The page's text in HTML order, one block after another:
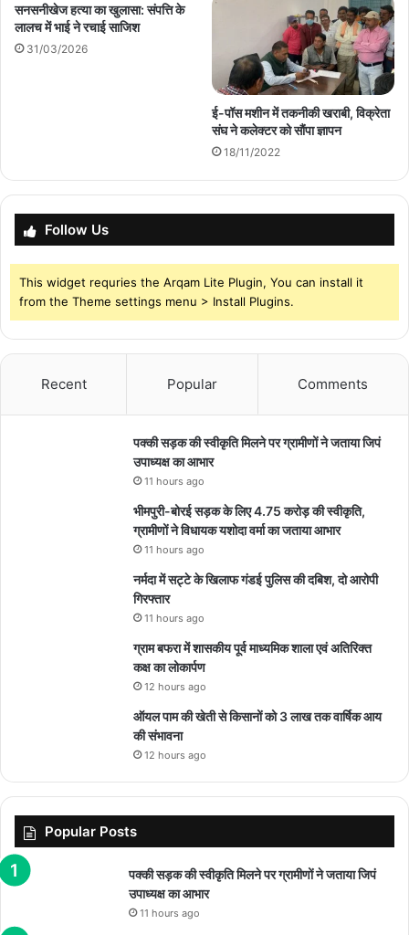
सनसनीखेज हत्या का खुलासा: संपत्ति के
लालच में भाई ने रचाई साजिश
31/03/2026
ई-पॉस मशीन में तकनीकी खराबी, विक्रेता
संघ ने कलेक्टर को सौंपा ज्ञापन
18/11/2022
Follow Us
This widget requries the Arqam Lite Plugin, You can install it
from the Theme settings menu > Install Plugins.
Recent Popular Comments
पक्की सड़क की स्वीकृति मिलने पर ग्रामीणों ने जताया जिपं
उपाध्यक्ष का आभार
11 hours ago
भीमपुरी-बोरई सड़क के लिए 4.75 करोड़ की स्वीकृति,
ग्रामीणों ने विधायक यशोदा वर्मा का जताया आभार
11 hours ago
नर्मदा में सट्टे के खिलाफ गंडई पुलिस की दबिश, दो आरोपी
गिरफ्तार
11 hours ago
ग्राम बफरा में शासकीय पूर्व माध्यमिक शाला एवं अतिरिक्त
कक्ष का लोकार्पण
12 hours ago
ऑयल पाम की खेती से किसानों को 3 लाख तक वार्षिक आय
की संभावना
12 hours ago
Popular Posts
पक्की सड़क की स्वीकृति मिलने पर ग्रामीणों ने जताया जिपं
उपाध्यक्ष का आभार
11 hours ago